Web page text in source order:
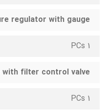
regulator with gauge
1 PCs
with filter control valve
1 PCs